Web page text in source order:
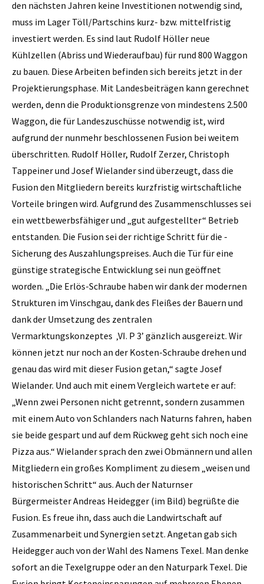
den nächsten Jahren keine Investitionen notwendig sind,
muss im Lager Töll/Partschins kurz- bzw. mittelfristig
investiert werden. Es sind laut Rudolf Höller neue
Kühlzellen (Abriss und Wiederaufbau) für rund 800 Waggon
zu bauen. Diese Arbeiten befinden sich bereits jetzt in der
Projekt­ierungsphase. Mit Landesbei­trägen kann gerechnet
werden, denn die Produktionsgrenze von mindestens 2.500
Waggon, die für Landeszuschüsse notwendig ist, wird
aufgrund der nunmehr beschlossenen Fusion bei weitem
überschritten. Rudolf Höller, Rudolf Zerzer, Christoph
Tappeiner und Josef Wielander sind überzeugt, dass die
Fusion den Mitgliedern bereits kurzfristig wirtschaftliche
Vorteile bringen wird. Aufgrund des Zusammenschlusses sei
ein wettbewerbsfähiger und „gut aufgestellter“ Betrieb
entstanden. Die Fusion sei der richtige Schritt für die ­
Sicherung des Auszahlungspreises. Auch die Tür für eine
günstige strategische Ent­wicklung sei nun geöffnet
worden. „Die Erlös-Schraube haben wir dank der modernen
Strukturen im Vinschgau, dank des Fleißes der Bauern und
dank der Umsetzung des zentralen
Vermarktungskonzeptes ­ ‚VI. P 3’ gänzlich ausgereizt. Wir
können jetzt nur noch an der Kosten-Schraube drehen und
genau das wird mit dieser ­Fusion getan,“ sagte Josef
Wielander. Und auch mit einem Vergleich wartete er auf:
„Wenn zwei Personen nicht getrennt, sondern zusammen
mit einem Auto von Schlanders nach ­Naturns fahren, haben
sie beide gespart und auf dem Rückweg geht sich noch eine
Pizza aus.“ Wielander sprach den zwei Obmännern und allen
Mitgliedern ein großes Kompliment zu diesem „weisen und
historischen Schritt“ aus. Auch der Naturnser
Bürgermeister Andreas Heidegger (im Bild) begrüßte die
Fusion. Es freue ihn, dass auch die Landwirtschaft auf
Zusammenarbeit und Synergien setzt. Angetan gab sich
Heidegger auch von der Wahl des Namens Texel. Man denke
sofort an die Texelgruppe oder an den Naturpark Texel. Die